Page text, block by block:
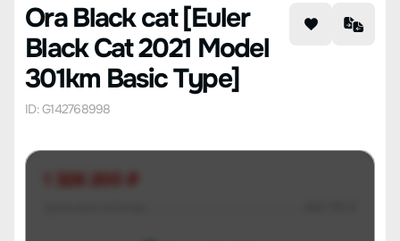
Ora Black cat [Euler
Black Cat 2021 Model
301km Basic Type]
ID: G142768998